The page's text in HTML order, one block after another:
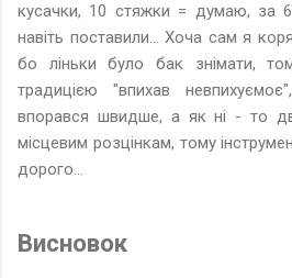
кусачки, 10 стяжки = думаю, за
навіть поставили... Хоча сам я
бо ліньки було бак знімати,
традицією "впихав
впорався швидше, а як ні - то
місцевим розцінкам, тому
дорого...
Висновок